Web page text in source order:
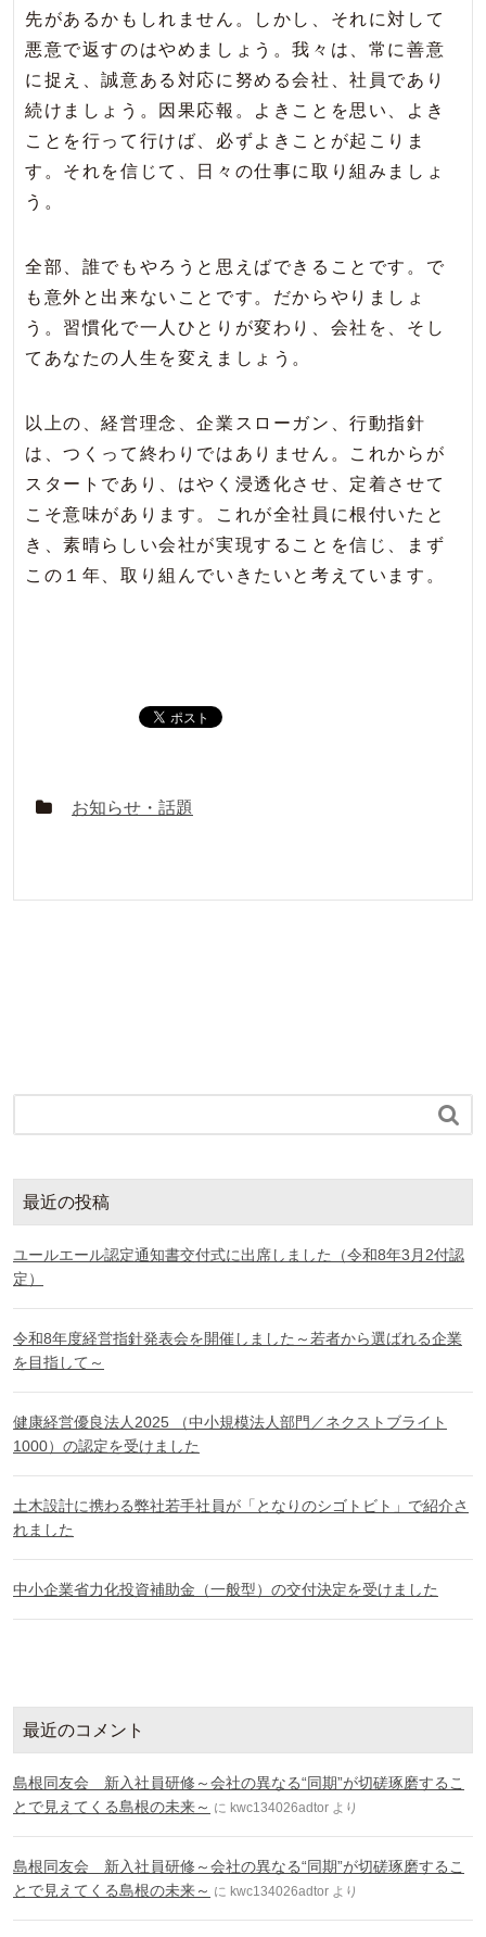
先があるかもしれません。しかし、それに対して
悪意で返すのはやめましょう。我々は、常に善意
に捉え、誠意ある対応に努める会社、社員であり
続けましょう。因果応報。よきことを思い、よき
ことを行って行けば、必ずよきことが起こりま
す。それを信じて、日々の仕事に取り組みましょ
う。
全部、誰でもやろうと思えばできることです。で
も意外と出来ないことです。だからやりましょ
う。習慣化で一人ひとりが変わり、会社を、そし
てあなたの人生を変えましょう。
以上の、経営理念、企業スローガン、行動指針
は、つくって終わりではありません。これからが
スタートであり、はやく浸透化させ、定着させて
こそ意味があります。これが全社員に根付いたと
き、素晴らしい会社が実現することを信じ、まず
この１年、取り組んでいきたいと考えています。
お知らせ・話題

最近の投稿
ユールエール認定通知書交付式に出席しました（令和8年3月2付認
定）
令和8年度経営指針発表会を開催しました～若者から選ばれる企業
を目指して～
健康経営優良法人2025 （中小規模法人部門／ネクストブライト
1000）の認定を受けました
土木設計に携わる弊社若手社員が「となりのシゴトビト」で紹介さ
れました
中小企業省力化投資補助金（一般型）の交付決定を受けました
最近のコメント
島根同友会 新入社員研修～会社の異なる“同期”が切磋琢磨するこ
とで見えてくる島根の未来～ に kwc134026adtor より
島根同友会 新入社員研修～会社の異なる“同期”が切磋琢磨するこ
とで見えてくる島根の未来～ に kwc134026adtor より